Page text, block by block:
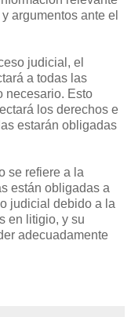
argumentos ante el
judicial, el
a todas las
necesario. Esto
los derechos e
estarán obligadas
se refiere a la
están obligadas a
judicial debido a la
en litigio, y su
adecuadamente